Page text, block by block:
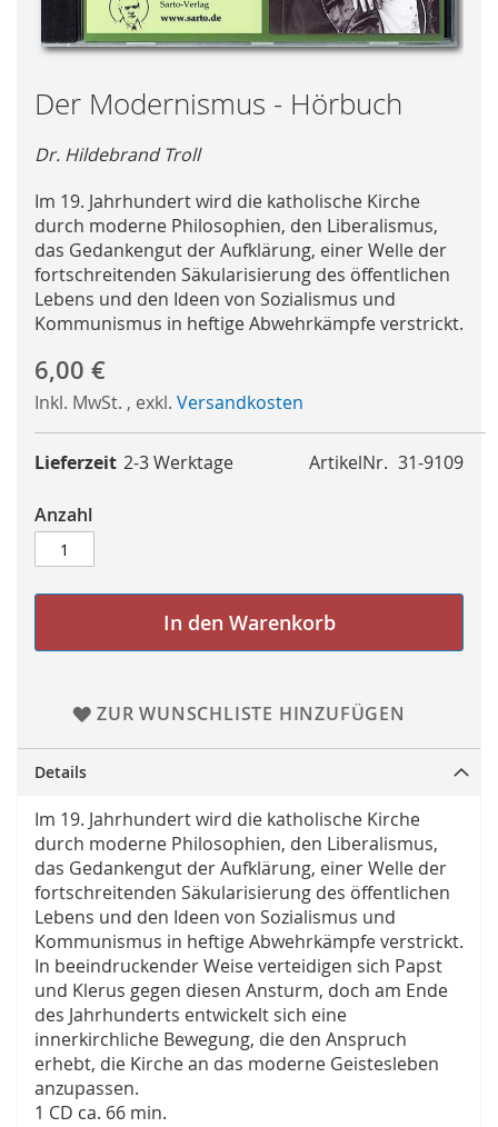
Skip
to
the
beginning
of
the
images
gallery
Der Modernismus - Hörbuch
Dr. Hildebrand Troll
Im 19. Jahrhundert wird die katholische Kirche
durch moderne Philosophien, den Liberalismus,
das Gedankengut der Aufklärung, einer Welle der
fortschreitenden Säkularisierung des öffentlichen
Lebens und den Ideen von Sozialismus und
Kommunismus in heftige Abwehrkämpfe verstrickt.
6,00 €
Inkl. MwSt. , exkl. Versandkosten
ArtikelNr. 31-9109
Lieferzeit 2-3 Werktage
Anzahl
In den Warenkorb
ZUR WUNSCHLISTE HINZUFÜGEN
Details
Im 19. Jahrhundert wird die katholische Kirche
durch moderne Philosophien, den Liberalismus,
das Gedankengut der Aufklärung, einer Welle der
fortschreitenden Säkularisierung des öffentlichen
Lebens und den Ideen von Sozialismus und
Kommunismus in heftige Abwehrkämpfe verstrickt.
In beeindruckender Weise verteidigen sich Papst
und Klerus gegen diesen Ansturm, doch am Ende
des Jahrhunderts entwickelt sich eine
innerkirchliche Bewegung, die den Anspruch
erhebt, die Kirche an das moderne Geistesleben
anzupassen.
1 CD ca. 66 min.